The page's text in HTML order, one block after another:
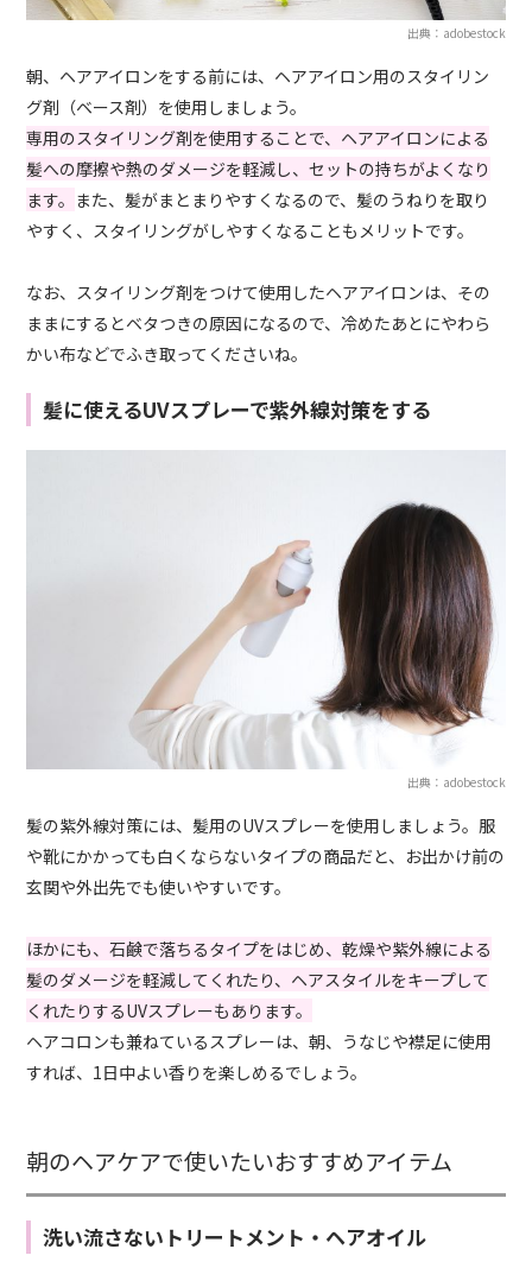
出典：adobestock
朝、ヘアアイロンをする前には、ヘアアイロン用のスタイリン
グ剤（ベース剤）を使用しましょう。
専用のスタイリング剤を使用することで、ヘアアイロンによる
髪への摩擦や熱のダメージを軽減し、セットの持ちがよくなり
ます。 また、髪がまとまりやすくなるので、髪のうねりを取り
やすく、スタイリングがしやすくなることもメリットです。
なお、スタイリング剤をつけて使用したヘアアイロンは、その
ままにするとベタつきの原因になるので、冷めたあとにやわら
かい布などでふき取ってくださいね。
髪に使えるUVスプレーで紫外線対策をする
出典：adobestock
髪の紫外線対策には、髪用のUVスプレーを使用しましょう。服
や靴にかかっても白くならないタイプの商品だと、お出かけ前の
玄関や外出先でも使いやすいです。
ほかにも、石鹸で落ちるタイプをはじめ、乾燥や紫外線による
髪のダメージを軽減してくれたり、ヘアスタイルをキープして
くれたりするUVスプレーもあります。
ヘアコロンも兼ねているスプレーは、朝、うなじや襟足に使用
すれば、1日中よい香りを楽しめるでしょう。
朝のヘアケアで使いたいおすすめアイテム
洗い流さないトリートメント・ヘアオイル